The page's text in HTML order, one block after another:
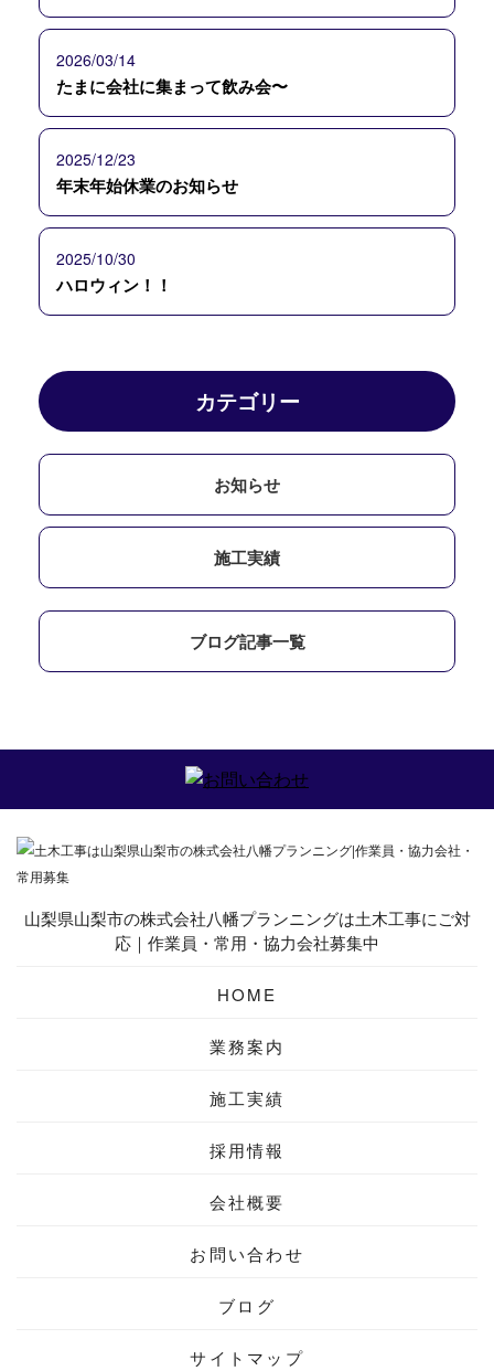
2026/03/14
たまに会社に集まって飲み会〜
2025/12/23
年末年始休業のお知らせ
2025/10/30
ハロウィン！！
カテゴリー
お知らせ
施工実績
ブログ記事一覧
山梨県山梨市の株式会社八幡プランニングは土木工事にご対
応｜作業員・常用・協力会社募集中
HOME
業務案内
施工実績
採用情報
会社概要
お問い合わせ
ブログ
サイトマップ